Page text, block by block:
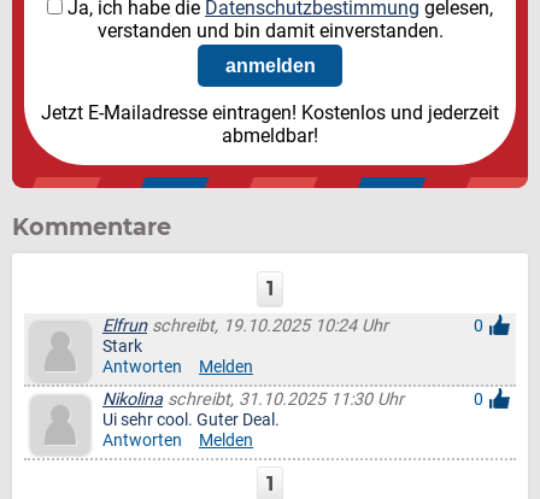
Ja, ich habe die Datenschutzbestimmung gelesen,
verstanden und bin damit einverstanden.
Jetzt E-Mailadresse eintragen! Kostenlos und jederzeit
abmeldbar!
Kommentare
1
Elfrunschreibt, 19.10.2025 10:24 Uhr
0
Stark
Antworten
Melden
Nikolinaschreibt, 31.10.2025 11:30 Uhr
0
Ui sehr cool. Guter Deal.
Antworten
Melden
1